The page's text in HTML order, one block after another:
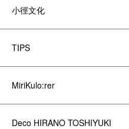
小徑文化
TIPS
MiriKulo:rer
Deco HIRANO TOSHIYUKI